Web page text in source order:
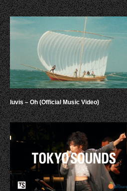
luvis – Oh (Official Music Video)